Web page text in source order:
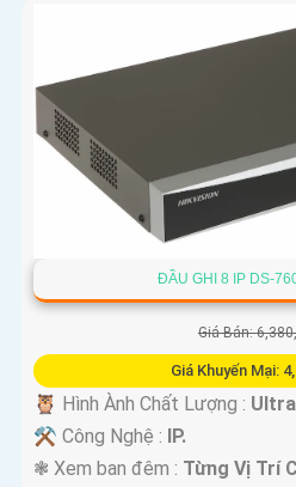
ĐẦU GHI 8 IP DS-
Giá Bán:
Giá Khuyến Mại:
🦉 Hình Ành Chất Lượng :
⚒ Công Nghệ : IP.
❃ Xem ban đêm : Từng Vị Trí